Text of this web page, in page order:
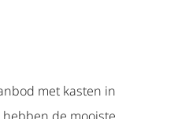
met kasten in